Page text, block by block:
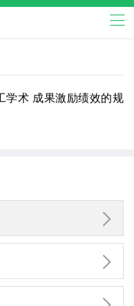
学术 成果激励绩效的规

